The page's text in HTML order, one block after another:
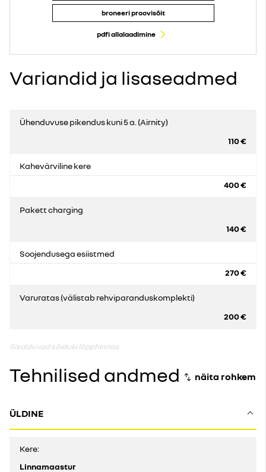
broneeri proovisõit
pdfi allalaadimine
Variandid ja lisaseadmed
Ühenduvuse pikendus kuni 5 a. (Airnity)
110 €
Kahevärviline kere
400 €
Pakett charging
140 €
Soojendusega esiistmed
270 €
Varuratas (välistab rehviparanduskomplekti)
200 €
Sisalduvad sõiduki lõpphinnas
Tehnilised andmed
ÜLDINE
Kere:
Linnamaastur